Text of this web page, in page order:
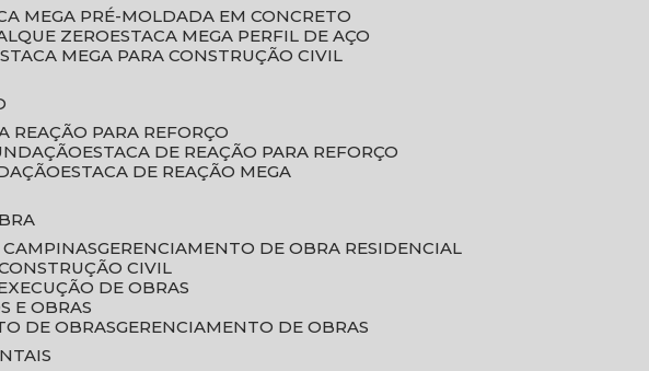
MEGA PRÉ-MOLDADA EM CONCRETO
ZERO
ESTACA MEGA PERFIL DE AÇO
ESTACA MEGA PARA CONSTRUÇÃO CIVIL
REAÇÃO PARA REFORÇO
ESTACA DE REAÇÃO PARA REFORÇO
ESTACA DE REAÇÃO MEGA
CAMPINAS
GERENCIAMENTO DE OBRA RESIDENCIAL
CIVIL
DE OBRAS
E OBRAS
DE OBRAS
GERENCIAMENTO DE OBRAS